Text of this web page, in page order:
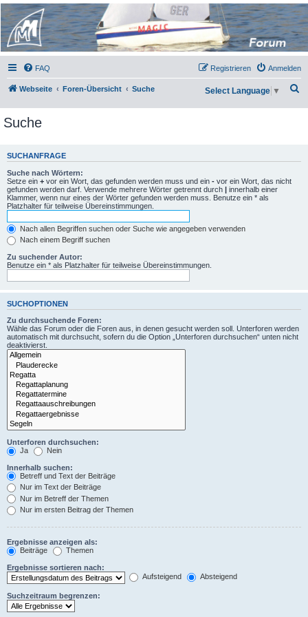
Micro Magic Forum
Deutschland
FAQ Anmelden
Registrieren
Webseite Foren-Übersicht Suche Select Language ▼
Suche
SUCHANFRAGE
Suche nach Wörtern:
Setze ein + vor ein Wort, das gefunden werden muss und ein - vor ein Wort, das nicht
gefunden werden darf. Verwende mehrere Wörter getrennt durch | innerhalb einer
Klammer, wenn nur eines der Wörter gefunden werden muss. Benutze ein * als
Platzhalter für teilweise Übereinstimmungen.
Nach allen Begriffen suchen oder Suche wie angegeben verwenden
Nach einem Begriff suchen
Zu suchender Autor:
Benutze ein * als Platzhalter für teilweise Übereinstimmungen.
SUCHOPTIONEN
Zu durchsuchende Foren:
Wähle das Forum oder die Foren aus, in denen gesucht werden soll. Unterforen werden
automatisch mit durchsucht, sofern du die Option „Unterforen durchsuchen“ unten nicht
deaktivierst.
Unterforen durchsuchen:
Ja
Nein
Innerhalb suchen:
Betreff und Text der Beiträge
Nur im Text der Beiträge
Nur im Betreff der Themen
Nur im ersten Beitrag der Themen
Ergebnisse anzeigen als:
Beiträge
Themen
Ergebnisse sortieren nach:
Aufsteigend
Absteigend
Suchzeitraum begrenzen: